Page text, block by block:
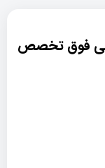
فوق تخصص